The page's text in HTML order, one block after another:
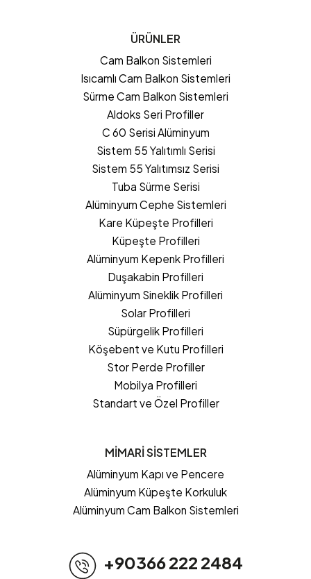
ÜRÜNLER
Cam Balkon Sistemleri
Isıcamlı Cam Balkon Sistemleri
Sürme Cam Balkon Sistemleri
Aldoks Seri Profiller
C 60 Serisi Alüminyum
Sistem 55 Yalıtımlı Serisi
Sistem 55 Yalıtımsız Serisi
Tuba Sürme Serisi
Alüminyum Cephe Sistemleri
Kare Küpeşte Profilleri
Küpeşte Profilleri
Alüminyum Kepenk Profilleri
Duşakabin Profilleri
Alüminyum Sineklik Profilleri
Solar Profilleri
Süpürgelik Profilleri
Köşebent ve Kutu Profilleri
Stor Perde Profiller
Mobilya Profilleri
Standart ve Özel Profiller
MİMARİ SİSTEMLER
Alüminyum Kapı ve Pencere
Alüminyum Küpeşte Korkuluk
Alüminyum Cam Balkon Sistemleri
+90366 222 2484